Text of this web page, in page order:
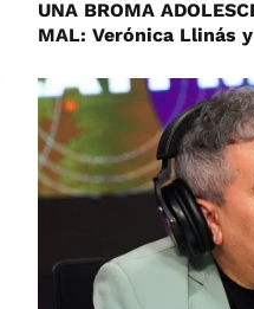
UNA BROMA
MAL: Verónica Llinás